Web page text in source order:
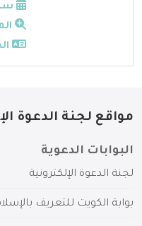
مواقع لجنة الدعوة
البوابات الدعوية
لجنة الدعوة الإلكترونية
بوابة الكويت للتعريف